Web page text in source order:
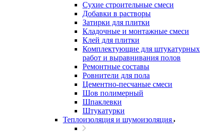
Сухие строительные смеси
Добавки в растворы
Затирки для плитки
Кладочные и монтажные смеси
Клей для плитки
Комплектующие для штукатурных
работ и выравнивания полов
Ремонтные составы
Ровнители для пола
Цементно-песчаные смеси
Шов полимерный
Шпаклевки
Штукатурки
Теплоизоляция и шумоизоляция